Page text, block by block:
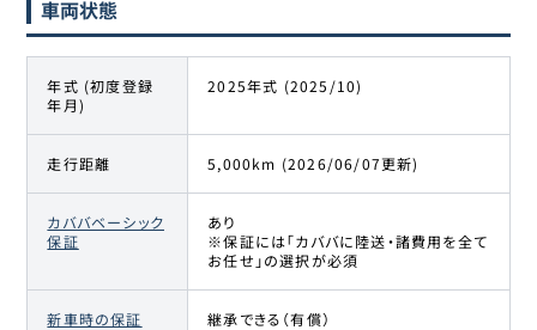
車両状態
年式 (初度登録
年月)
2025年式 (2025/10)
走行距離 5,000km (2026/06/07更新)
カババベーシック
保証
あり
※保証には「カババに陸送・諸費用を全て
お任せ」の選択が必須
新車時の保証 継承できる（有償）